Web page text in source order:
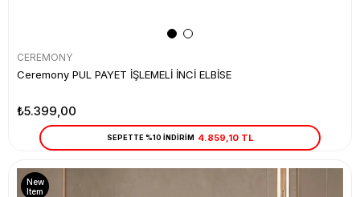
CEREMONY
Ceremony PUL PAYET İŞLEMELİ İNCİ ELBİSE
₺5.399,00
SEPETTE %10 İNDİRİM 4.859,10 TL
New
Item